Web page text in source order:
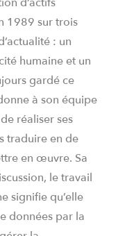
1989 sur trois
: un
humaine et un
gardé ce
à son équipe
réaliser ses
traduire en de
en œuvre. Sa
le travail
signifie qu’elle
données par la